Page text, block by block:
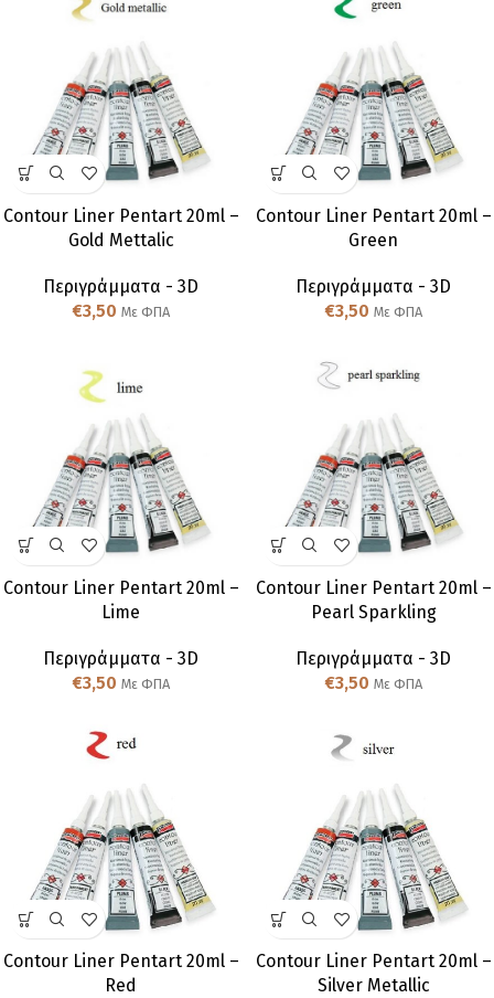
Contour Liner Pentart 20ml –
Gold Mettalic
Περιγράμματα - 3D
€3,50 Με ΦΠΑ
Contour Liner Pentart 20ml –
Green
Περιγράμματα - 3D
€3,50 Με ΦΠΑ
Contour Liner Pentart 20ml –
Lime
Περιγράμματα - 3D
€3,50 Με ΦΠΑ
Contour Liner Pentart 20ml –
Pearl Sparkling
Περιγράμματα - 3D
€3,50 Με ΦΠΑ
Contour Liner Pentart 20ml –
Red
Contour Liner Pentart 20ml –
Silver Metallic